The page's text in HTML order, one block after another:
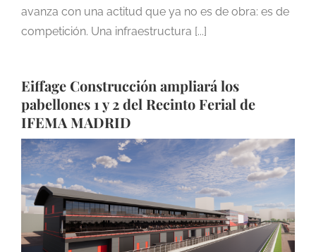
avanza con una actitud que ya no es de obra: es de
competición. Una infraestructura [...]
Eiffage Construcción ampliará los
pabellones 1 y 2 del Recinto Ferial de
IFEMA MADRID